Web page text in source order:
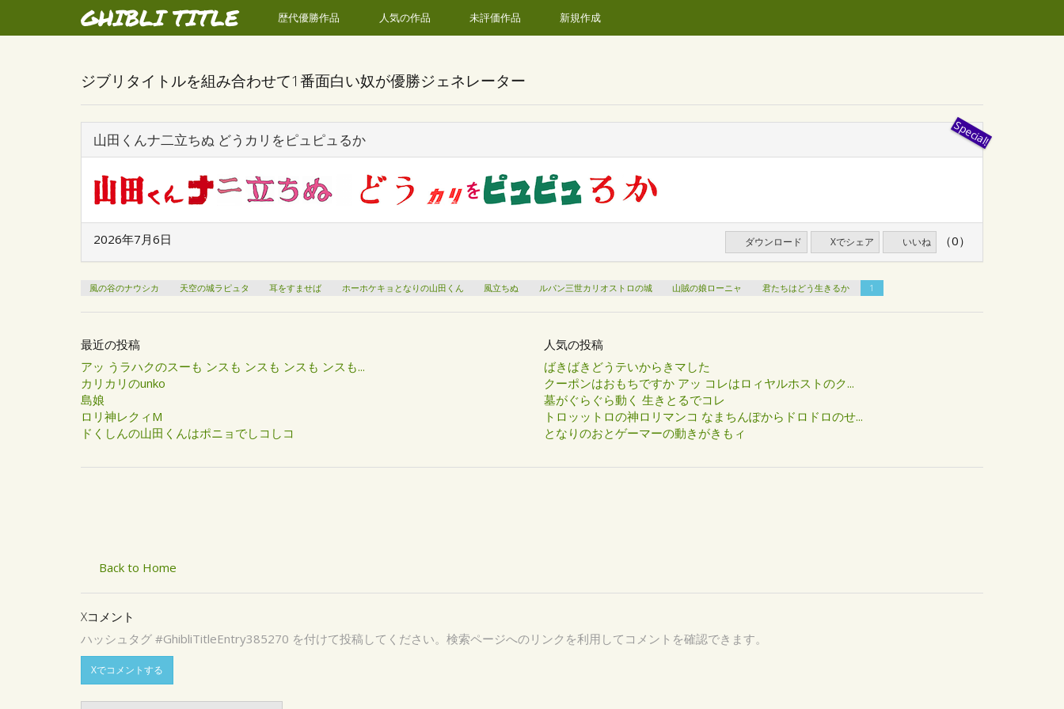
GHIBLI TITLE 歴代優勝作品 人気の作品 未評価作品 新規作成
ジブリタイトルを組み合わせて1番面白い奴が優勝ジェネレーター
山田くんナ二立ちぬ どうカリをピュピュるか
2026年7月6日 ダウンロード Xでシェア いいね （0）
風の谷のナウシカ 天空の城ラピュタ 耳をすませば ホーホケキョとなりの山田くん 風立ちぬ ルパン三世カリオストロの城 山賊の娘ローニャ 君たちはどう生きるか 1
最近の投稿
アッ うラハクのスーも ンスも ンスも ンスも ンスも...
カリカリのunko
島娘
ロリ神レクィM
ドくしんの山田くんはポニョでしコしコ
人気の投稿
ばきばきどうテいからきマした
クーポンはおもちですか アッ コレはロィヤルホストのク...
墓がぐらぐら動く 生きとるでコレ
トロッットロの神ロリマンコ なまちんぽからドロドロのせ...
となりのおとゲーマーの動きがきもィ
Back to Home
Xコメント
ハッシュタグ #GhibliTitleEntry385270 を付けて投稿してください。検索ページへのリンクを利用してコメントを確認できます。
Xでコメントする